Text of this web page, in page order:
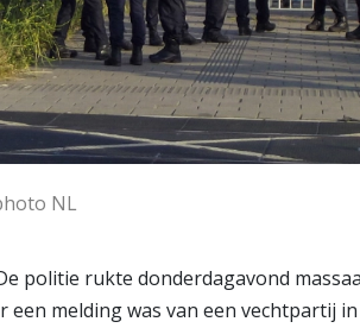
NL
politie rukte donderdagavond
een melding was van een vechtpartij